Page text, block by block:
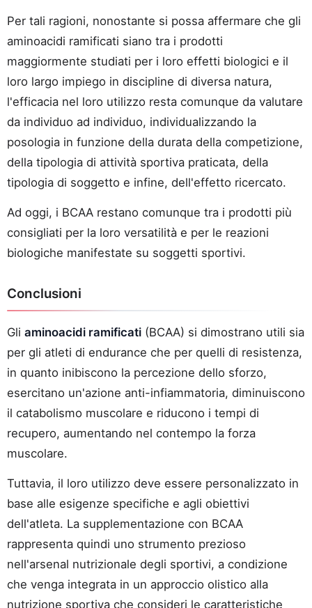
Per tali ragioni, nonostante si possa affermare che gli
aminoacidi ramificati siano tra i prodotti
maggiormente studiati per i loro effetti biologici e il
loro largo impiego in discipline di diversa natura,
l'efficacia nel loro utilizzo resta comunque da valutare
da individuo ad individuo, individualizzando la
posologia in funzione della durata della competizione,
della tipologia di attività sportiva praticata, della
tipologia di soggetto e infine, dell'effetto ricercato.
Ad oggi, i BCAA restano comunque tra i prodotti più
consigliati per la loro versatilità e per le reazioni
biologiche manifestate su soggetti sportivi.
Conclusioni
Gli aminoacidi ramificati (BCAA) si dimostrano utili sia
per gli atleti di endurance che per quelli di resistenza,
in quanto inibiscono la percezione dello sforzo,
esercitano un'azione anti-infiammatoria, diminuiscono
il catabolismo muscolare e riducono i tempi di
recupero, aumentando nel contempo la forza
muscolare.
Tuttavia, il loro utilizzo deve essere personalizzato in
base alle esigenze specifiche e agli obiettivi
dell'atleta. La supplementazione con BCAA
rappresenta quindi uno strumento prezioso
nell'arsenal nutrizionale degli sportivi, a condizione
che venga integrata in un approccio olistico alla
nutrizione sportiva che consideri le caratteristiche